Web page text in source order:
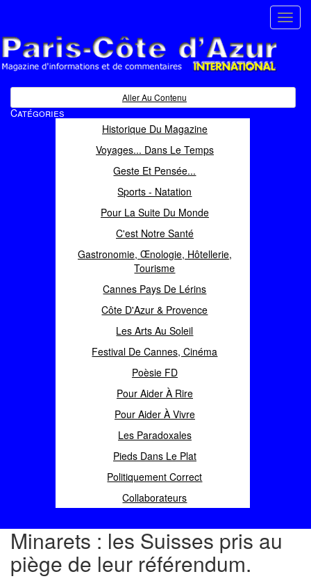
Magazine d'informations et de commentaires
Aller Au Contenu
Catégories
Historique Du Magazine
Voyages... Dans Le Temps
Geste Et Pensée...
Sports - Natation
Pour La Suite Du Monde
C'est Notre Santé
Gastronomie, Œnologie, Hôtellerie,
Tourisme
Cannes Pays De Lérins
Côte D'Azur & Provence
Les Arts Au Soleil
Festival De Cannes, Cinéma
Poèsie FD
Pour Aider À Rire
Pour Aider À Vivre
Les Paradoxales
Pieds Dans Le Plat
Politiquement Correct
Collaborateurs
Minarets : les Suisses pris au
piège de leur référendum.